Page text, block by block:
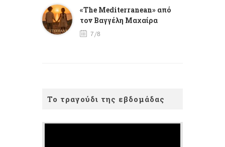
«The Mediterranean» από
τον Βαγγέλη Μαχαίρα
7/8
Το τραγούδι της εβδομάδας